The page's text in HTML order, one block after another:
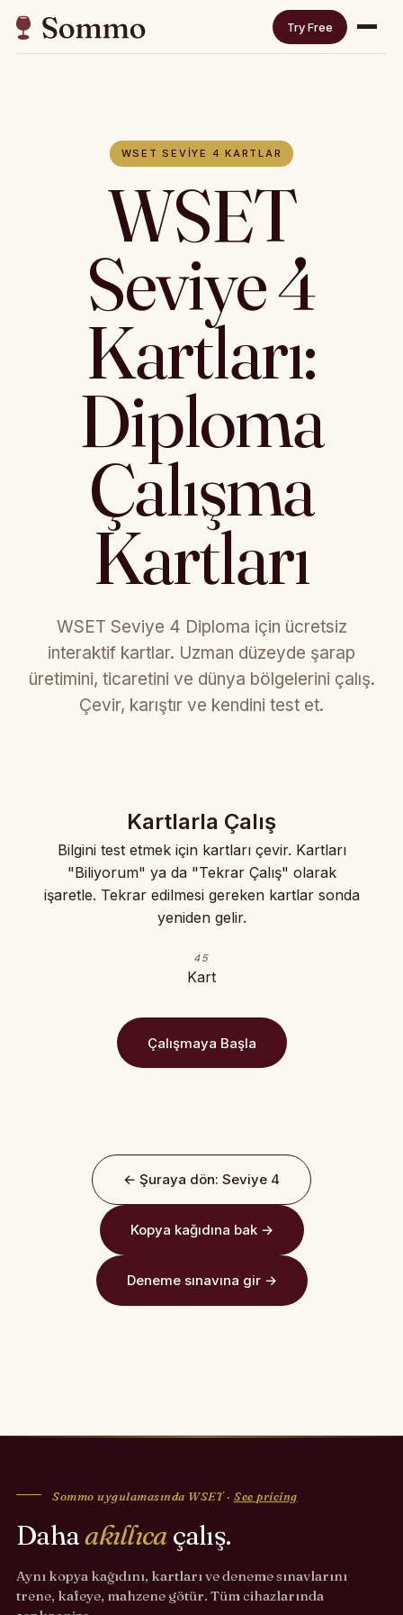
Try Free
WSET SEVIYE 4 KARTLAR
WSET
Seviye 4
Kartları:
Diploma
Çalışma
Kartları
WSET Seviye 4 Diploma için ücretsiz
interaktif kartlar. Uzman düzeyde şarap
üretimini, ticaretini ve dünya bölgelerini çalış.
Çevir, karıştır ve kendini test et.
Kartlarla Çalış
Bilgini test etmek için kartları çevir. Kartları
"Biliyorum" ya da "Tekrar Çalış" olarak
işaretle. Tekrar edilmesi gereken kartlar sonda
yeniden gelir.
45
Kart
Çalışmaya Başla
← Şuraya dön: Seviye 4
Kopya kağıdına bak →
Deneme sınavına gir →
Sommo uygulamasında WSET ·See pricing
Dahaakıllıca çalış.
Aynı kopya kağıdını, kartları ve deneme sınavlarını
trene, kafeye, mahzene götür. Tüm cihazlarında